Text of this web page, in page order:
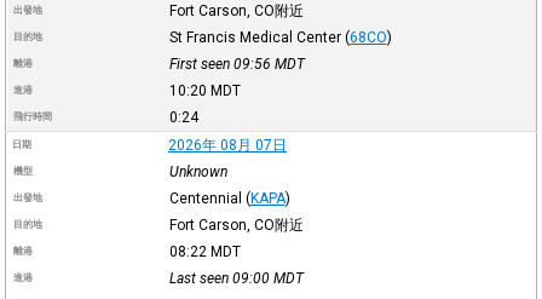
出發地 Fort Carson, CO附近
目的地 St Francis Medical Center (68CO)
離港 First seen 09:56 MDT
進港 10:20 MDT
飛行時間 0:24
日期 2026年 08月 07日
機型 Unknown
出發地 Centennial (KAPA)
目的地 Fort Carson, CO附近
離港 08:22 MDT
進港 Last seen 09:00 MDT